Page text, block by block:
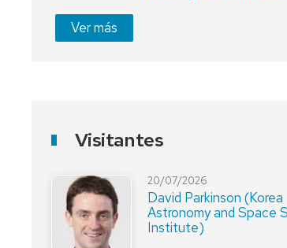
Ver más
Visitantes
20/07/2026
David Parkinson (Korea
Astronomy and Space
Institute)